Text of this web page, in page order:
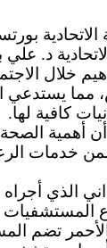
د.
خلال
يستدعي
كافية لها.
أهمية
الذي
الأحمر